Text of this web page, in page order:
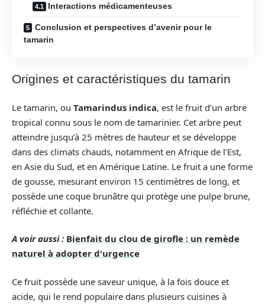
Interactions médicamenteuses
Conclusion et perspectives d’avenir pour le
tamarin
Origines et caractéristiques du tamarin
Le tamarin, ou Tamarindus indica, est le fruit d’un arbre
tropical connu sous le nom de tamarinier. Cet arbre peut
atteindre jusqu’à 25 mètres de hauteur et se développe
dans des climats chauds, notamment en Afrique de l’Est,
en Asie du Sud, et en Amérique Latine. Le fruit a une forme
de gousse, mesurant environ 15 centimètres de long, et
possède une coque brunâtre qui protège une pulpe brune,
réfléchie et collante.
A voir aussi : Bienfait du clou de girofle : un remède
naturel à adopter d'urgence
Ce fruit possède une saveur unique, à la fois douce et
acide, qui le rend populaire dans plusieurs cuisines à